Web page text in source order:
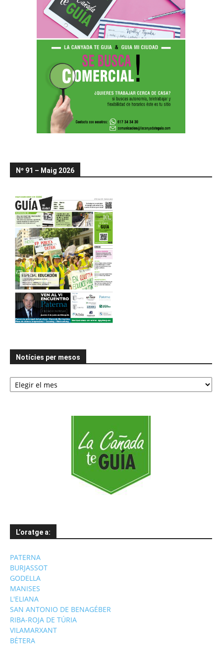
Nº 91 – Maig 2026
Notícies per mesos
Notícies
per
L’oratge a:
PATERNA
BURJASSOT
GODELLA
MANISES
L'ELIANA
SAN ANTONIO DE BENAGÉBER
RIBA-ROJA DE TÚRIA
VILAMARXANT
BÉTERA